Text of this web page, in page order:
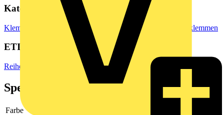
Kategorien
Klemmen, Steckverbinder & Verbindungselemente Reihenklemmen
ETIM Group
Reihenklemmen
Spezifikationen
Farbe